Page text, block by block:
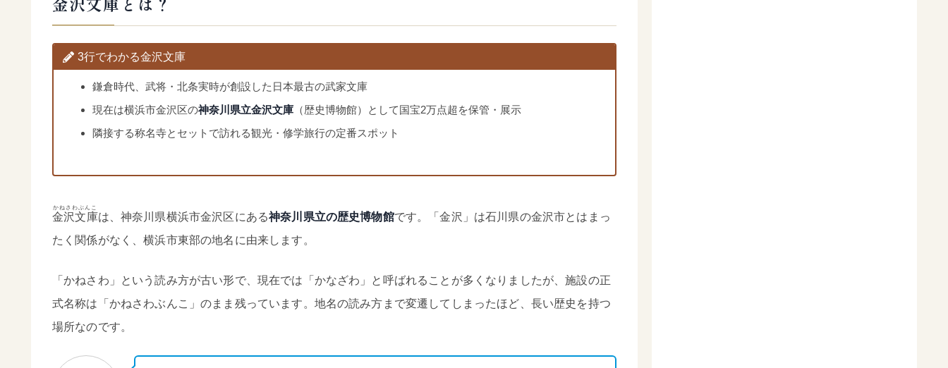
3行でわかる金沢文庫
鎌倉時代、武将・北条実時が創設した日本最古の武家文庫
現在は横浜市金沢区の神奈川県立金沢文庫 （歴史博物館）として国宝2万点超を保管・展示
隣接する称名寺とセットで訪れる観光・修学旅行の定番スポット
金沢文庫
かねさわぶんこ
は、神奈川県横浜市金沢区にある神奈川県立の歴史博物館です。「金沢」は石川県の金沢市とはまっ
たく関係がなく、横浜市東部の地名に由来します。
「かねさわ」という読み方が古い形で、現在では「かなざわ」と呼ばれることが多くなりましたが、施設の正
式名称は「かねさわぶんこ」のまま残っています。地名の読み方まで変遷してしまったほど、長い歴史を持つ
場所なのです。